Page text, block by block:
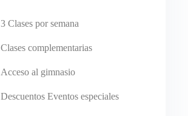
3 Clases por semana
Clases complementarias
Acceso al gimnasio
Descuentos Eventos especiales